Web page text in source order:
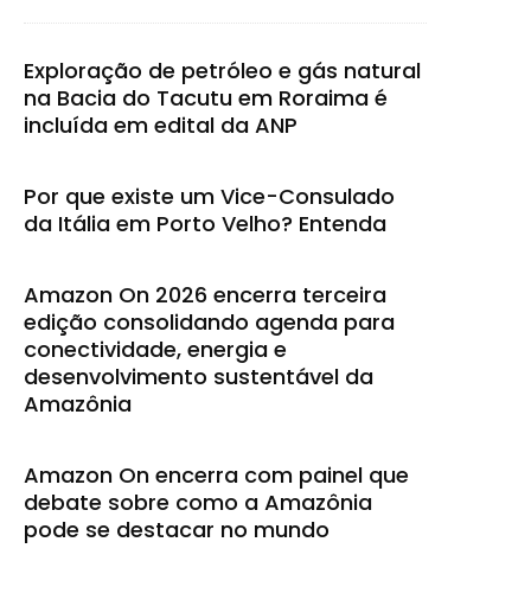
Exploração de petróleo e gás natural
na Bacia do Tacutu em Roraima é
incluída em edital da ANP
Por que existe um Vice-Consulado
da Itália em Porto Velho? Entenda
Amazon On 2026 encerra terceira
edição consolidando agenda para
conectividade, energia e
desenvolvimento sustentável da
Amazônia
Amazon On encerra com painel que
debate sobre como a Amazônia
pode se destacar no mundo